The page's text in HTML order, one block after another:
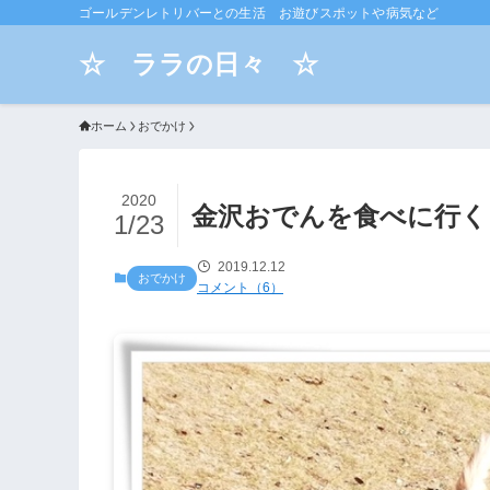
ゴールデンレトリバーとの生活 お遊びスポットや病気など
☆ ララの日々 ☆
ホーム おでかけ
金沢おでんを食べに行
2020
1/23
おでかけ
2019.12.12
コメント（6）